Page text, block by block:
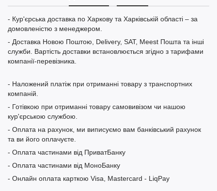
- Кур'єрська доставка по Харкову та Харківській області – за
домовленістю з менеджером.
- Доставка Новою Поштою, Delivery, SAT, Meest Пошта та інші
служби. Вартість доставки встановлюється згідно з тарифами
компанії-перевізника.
- Наложений платіж при отриманні товару з транспортних
компаній.
- Готівкою при отриманні товару самовивізом чи нашою
кур'єрською службою.
- Оплата на рахунок, ми виписуємо вам банківський рахунок
та ви його оплачуєте.
- Оплата частинами від ПриватБанку
- Оплата частинами від МоноБанку
- Онлайн оплата карткою Visa, Mastercard - LiqPay